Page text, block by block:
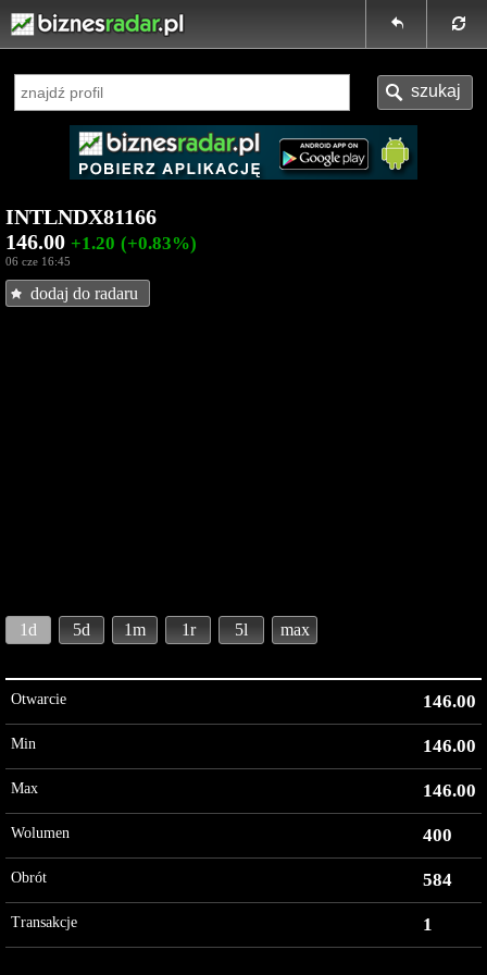
INTLNDX81166
146.00 +1.20 (+0.83%)
06 cze 16:45
dodaj do radaru
1d 5d 1m 1r 5l max
Otwarcie 146.00
Min 146.00
Max 146.00
Wolumen 400
Obrót 584
Transakcje 1